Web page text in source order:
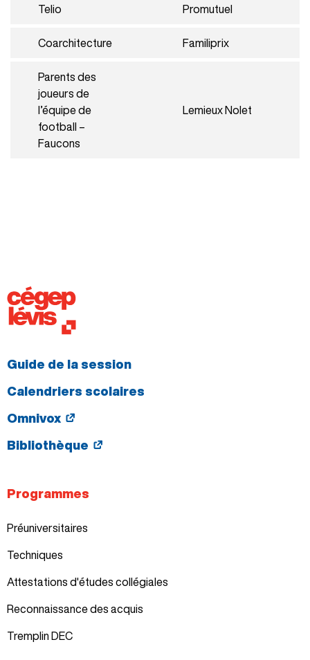
Telio Promutuel
Coarchitecture Familiprix
Parents des
joueurs de
l’équipe de
football –
Faucons
Lemieux Nolet
Guide de la session
Calendriers scolaires
Omnivox
Bibliothèque
Programmes
Préuniversitaires
Techniques
Attestations d'études collégiales
Reconnaissance des acquis
Tremplin DEC